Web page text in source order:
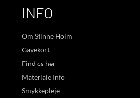
INFO
Om Stinne Holm
Gavekort
Find os her
Materiale Info
Smykkepleje